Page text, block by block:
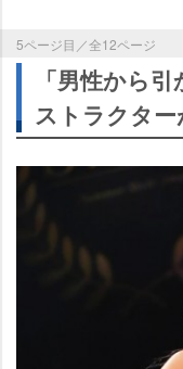
5ページ目／全12ページ
「男性から
ストラクタ